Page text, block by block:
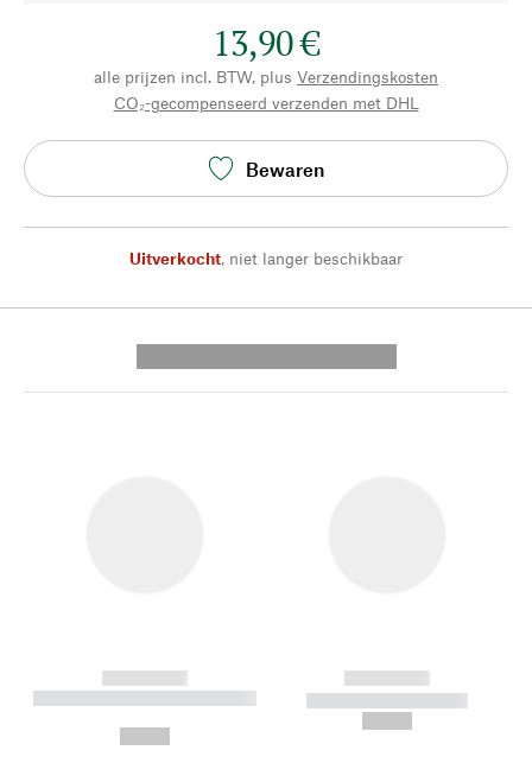
13,90 €
alle prijzen incl. BTW, plus Verzendingskosten
CO₂-gecompenseerd verzenden met DHL
Bewaren
Uitverkocht, niet langer beschikbaar
------------
----------- ----------- --------
------------
----------- -----------